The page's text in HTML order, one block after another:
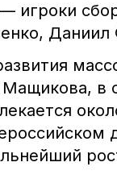
игроки
в